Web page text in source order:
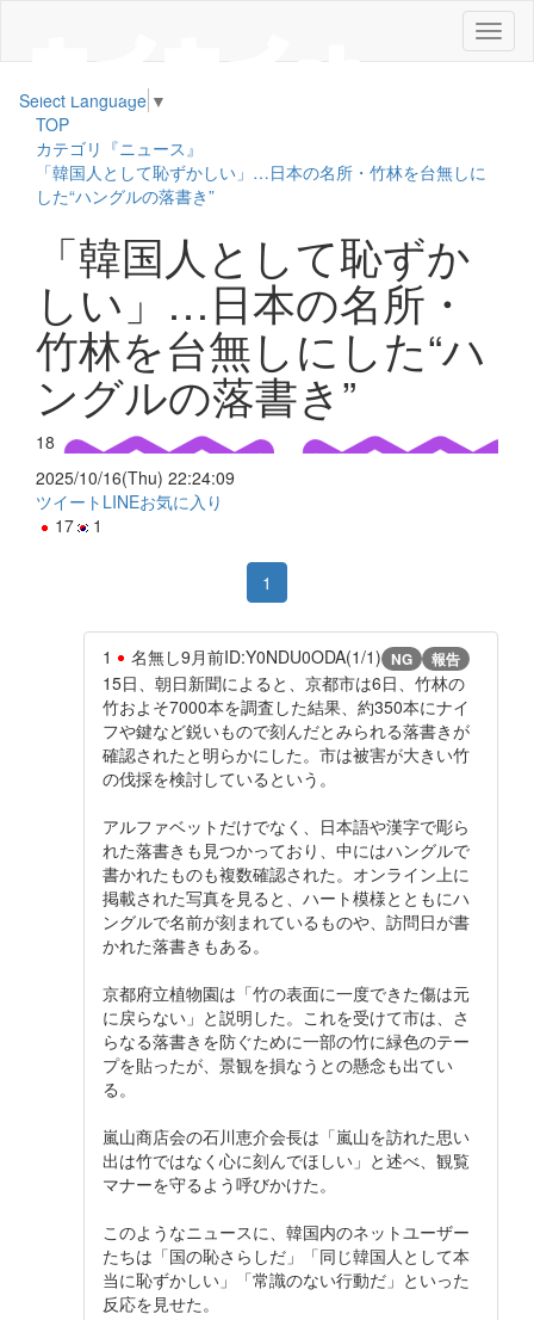
メ
ニ
Select Language ▼
TOP
カテゴリ『ニュース』
「韓国人として恥ずかしい」…日本の名所・竹林を台無しに
した“ハングルの落書き”
「韓国人として恥ずか
しい」…日本の名所・
竹林を台無しにした“ハ
ングルの落書き”
18
2025/10/16(Thu) 22:24:09
ツイート LINEお気に入り
17
1
1
1 名無し9月前ID:Y0NDU0ODA(1/1) NG 報告
15日、朝日新聞によると、京都市は6日、竹林の
竹およそ7000本を調査した結果、約350本にナイ
フや鍵など鋭いもので刻んだとみられる落書きが
確認されたと明らかにした。市は被害が大きい竹
の伐採を検討しているという。
アルファベットだけでなく、日本語や漢字で彫ら
れた落書きも見つかっており、中にはハングルで
書かれたものも複数確認された。オンライン上に
掲載された写真を見ると、ハート模様とともにハ
ングルで名前が刻まれているものや、訪問日が書
かれた落書きもある。
京都府立植物園は「竹の表面に一度できた傷は元
に戻らない」と説明した。これを受けて市は、さ
らなる落書きを防ぐために一部の竹に緑色のテー
プを貼ったが、景観を損なうとの懸念も出てい
る。
嵐山商店会の石川恵介会長は「嵐山を訪れた思い
出は竹ではなく心に刻んでほしい」と述べ、観覧
マナーを守るよう呼びかけた。
このようなニュースに、韓国内のネットユーザー
たちは「国の恥さらしだ」「同じ韓国人として本
当に恥ずかしい」「常識のない行動だ」といった
反応を見せた。